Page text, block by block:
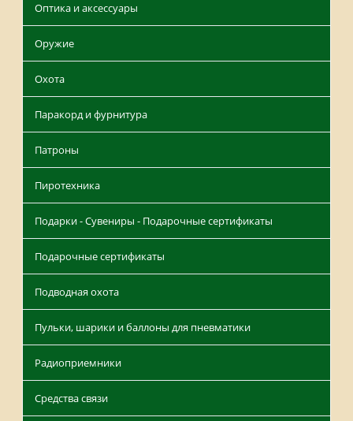
Оптика и аксессуары
Оружие
Охота
Паракорд и фурнитура
Патроны
Пиротехника
Подарки - Сувениры - Подарочные сертификаты
Подарочные сертификаты
Подводная охота
Пульки, шарики и баллоны для пневматики
Радиоприемники
Средства связи